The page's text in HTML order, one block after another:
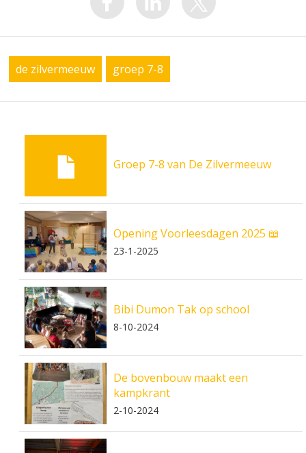
de zilvermeeuw groep 7-8
Groep 7-8 van De Zilvermeeuw
Opening Voorleesdagen 2025 📖
23-1-2025
Bibi Dumon Tak op school
8-10-2024
De bovenbouw maakt een
kampkrant
2-10-2024